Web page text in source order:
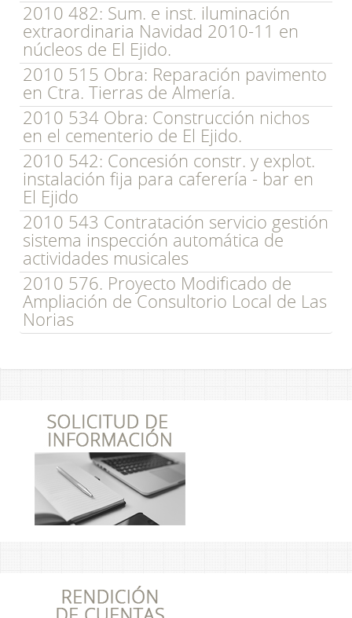
2010 482: Sum. e inst. iluminación
extraordinaria Navidad 2010-11 en
núcleos de El Ejido.
2010 515 Obra: Reparación pavimento
en Ctra. Tierras de Almería.
2010 534 Obra: Construcción nichos
en el cementerio de El Ejido.
2010 542: Concesión constr. y explot.
instalación fija para caferería - bar en
El Ejido
2010 543 Contratación servicio gestión
sistema inspección automática de
actividades musicales
2010 576. Proyecto Modificado de
Ampliación de Consultorio Local de Las
Norias